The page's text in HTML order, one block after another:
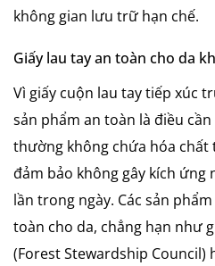
không gian lưu trữ hạn chế.
Giấy lau tay an toàn cho da
Vì giấy cuộn lau tay tiếp xúc
sản phẩm an toàn là điều
thường không chứa hóa chất
đảm bảo không gây kích ứng
lần trong ngày. Các sản
toàn cho da, chẳng hạn như
(Forest Stewardship